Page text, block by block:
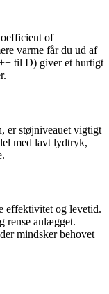
of
varme får du ud af
til D) giver et hurtigt
er støjniveauet vigtigt
med lavt lydtryk,
effektivitet og levetid.
rense anlægget.
mindsker behovet